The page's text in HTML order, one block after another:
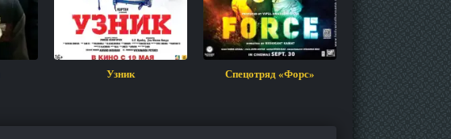
Узник Спецотряд «Форс» Сакральные